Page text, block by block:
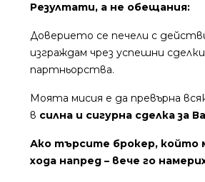
Резултати, а не обещания:
Доверието се печели с
изграждам чрез успешни
партньорства.
Моята мисия е да превърна
в силна и сигурна сделка за
Ако търсите брокер, който
хода напред – вече го